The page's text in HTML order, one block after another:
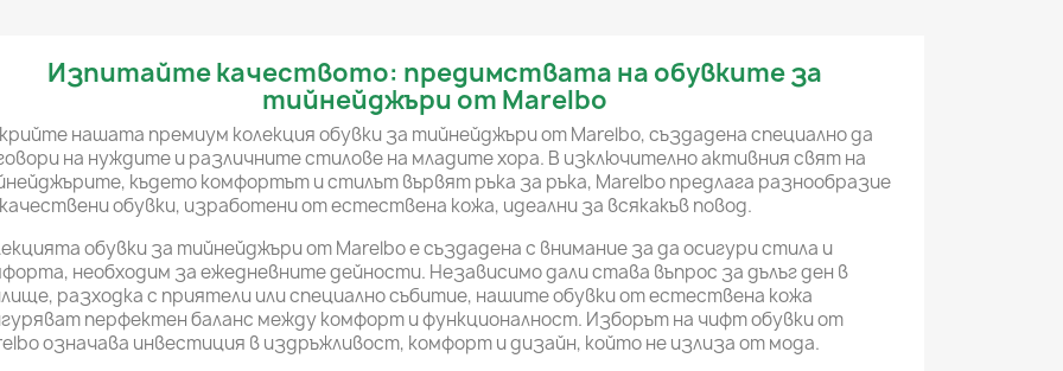
Изпитайте качеството: предимствата на обувките за
тийнейджъри от Marelbo
нашата премиум колекция обувки за тийнейджъри от Marelbo, създадена специално да
на нуждите и различните стилове на младите хора. В изключително активния свят на
където комфортът и стилът вървят ръка за ръка, Marelbo предлага разнообразие
обувки, изработени от естествена кожа, идеални за всякакъв повод.
обувки за тийнейджъри от Marelbo е създадена с внимание за да осигури стила и
необходим за ежедневните дейности. Независимо дали става въпрос за дълъг ден в
разходка с приятели или специално събитие, нашите обувки от естествена кожа
перфектен баланс между комфорт и функционалност. Изборът на чифт обувки от
означава инвестиция в издръжливост, комфорт и дизайн, който не излиза от мода.